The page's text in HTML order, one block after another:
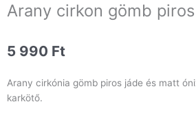
Arany cirkon gömb
5 990 Ft
Arany cirkónia gömb piros jáde és matt
karkötő.